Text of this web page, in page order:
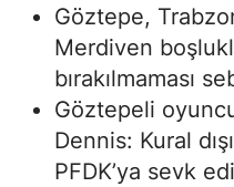
Göztepe,
Merdiven
bırakılmaması
Göztepeli
Dennis: Kural
PFDK’ya sevk